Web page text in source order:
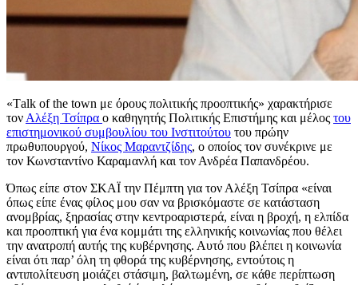
«Τalk of the town με όρους πολιτικής προοπτικής» χαρακτήρισε
τονΑλέξη Τσίπρα ο καθηγητής Πολιτικής Επιστήμης και μέλος του
επιστημονικού συμβουλίου του Ινστιτούτου του πρώην
πρωθυπουργού, Νίκος Μαραντζίδης, ο οποίος τον συνέκρινε με
τον Κωνσταντίνο Καραμανλή και τον Ανδρέα Παπανδρέου.
Όπως είπε στον ΣΚΑΪ την Πέμπτη για τον Αλέξη Τσίπρα «είναι
όπως είπε ένας φίλος μου σαν να βρισκόμαστε σε κατάσταση
ανομβρίας, ξηρασίας στην κεντροαριστερά, είναι η βροχή, η ελπίδα
και προοπτική για ένα κομμάτι της ελληνικής κοινωνίας που θέλει
την ανατροπή αυτής της κυβέρνησης. Αυτό που βλέπει η κοινωνία
είναι ότι παρ’ όλη τη φθορά της κυβέρνησης, εντούτοις η
αντιπολίτευση μοιάζει στάσιμη, βαλτωμένη, σε κάθε περίπτωση